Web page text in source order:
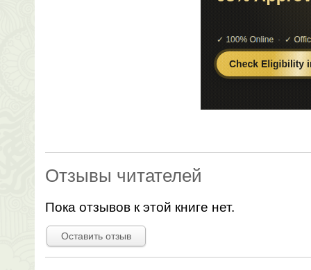
Отзывы читателей
Пока отзывов к этой книге нет.
Оставить отзыв